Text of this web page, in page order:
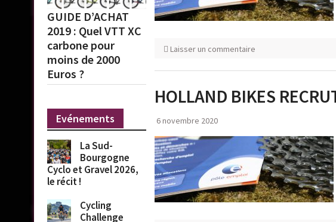
Laisser un commentaire
HOLLAND BIKES
6 novembre 2020
GUIDE D’ACHAT
2019 : Quel VTT XC
carbone pour
moins de 2000
Euros ?
Evénements
La Sud-
Bourgogne
Cyclo et Gravel 2026,
le récit !
Cycling
Challenge